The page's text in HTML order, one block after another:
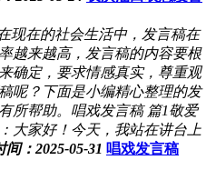
现在的社会生活中，发言稿在
越来越高，发言稿的内容要根
确定，要求情感真实，尊重观
呢？下面是小编精心整理的发
所帮助。唱戏发言稿 篇1敬爱
大家好！今天，我站在讲台上
间：2025-05-31 唱戏发言稿